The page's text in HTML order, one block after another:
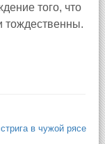
того, что
тождественны.
в чужой рясе